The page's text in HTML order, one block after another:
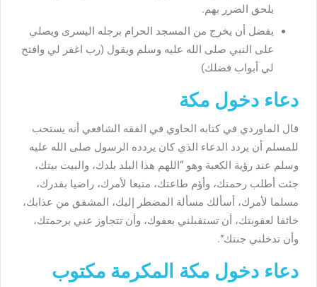
يلحق الضرر بهم.
يفضل أن يخرج من المسجد الحرام برجله اليسرى ويصلي
على النبي صلى الله عليه وسلم ويقول (رب اغفر لي وافتح
لي أبواب فضلك)
دعاء دخول مكة
قال الماوردي في كتابه الحاوي في الفقه الشافعي أنه يستحب
للمسلم أن يردد الدعاء الذي كان يردده الرسول صلى الله عليه
وسلم عند رؤية الكعبة وهو “اللهم هذا البلد بلدك، والبيت بيتك،
جئت أطلب رحمتك، وأؤم طاعتك، متبعا لأمرك، راضيا بقدرك،
مسلما لأمرك، أسألك مسألة المضطر إليك، المشفق من عذابك،
خائفا لعقوبتك، أن تستقبلني بعفوك، وأن تتجاوز عني برحمتك،
وأن تدخلني جنتك”.
دعاء دخول مكة المكرمة مكتوب